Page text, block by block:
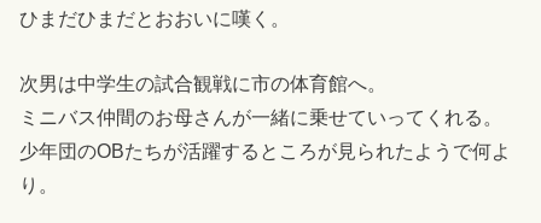
ひまだひまだとおおいに嘆く。
次男は中学生の試合観戦に市の体育館へ。
ミニバス仲間のお母さんが一緒に乗せていってくれる。
少年団のOBたちが活躍するところが見られたようで何よ
り。